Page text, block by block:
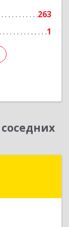
263
1
Подробнее
Омск